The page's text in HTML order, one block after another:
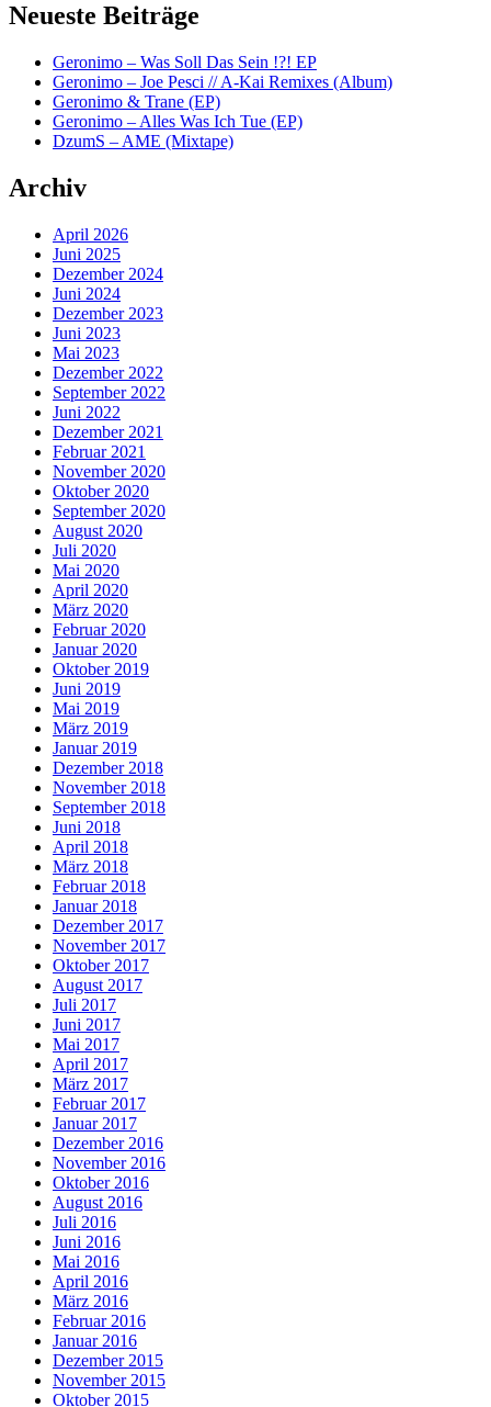
Neueste Beiträge
Geronimo – Was Soll Das Sein !?! EP
Geronimo – Joe Pesci // A-Kai Remixes (Album)
Geronimo & Trane (EP)
Geronimo – Alles Was Ich Tue (EP)
DzumS – AME (Mixtape)
Archiv
April 2026
Juni 2025
Dezember 2024
Juni 2024
Dezember 2023
Juni 2023
Mai 2023
Dezember 2022
September 2022
Juni 2022
Dezember 2021
Februar 2021
November 2020
Oktober 2020
September 2020
August 2020
Juli 2020
Mai 2020
April 2020
März 2020
Februar 2020
Januar 2020
Oktober 2019
Juni 2019
Mai 2019
März 2019
Januar 2019
Dezember 2018
November 2018
September 2018
Juni 2018
April 2018
März 2018
Februar 2018
Januar 2018
Dezember 2017
November 2017
Oktober 2017
August 2017
Juli 2017
Juni 2017
Mai 2017
April 2017
März 2017
Februar 2017
Januar 2017
Dezember 2016
November 2016
Oktober 2016
August 2016
Juli 2016
Juni 2016
Mai 2016
April 2016
März 2016
Februar 2016
Januar 2016
Dezember 2015
November 2015
Oktober 2015